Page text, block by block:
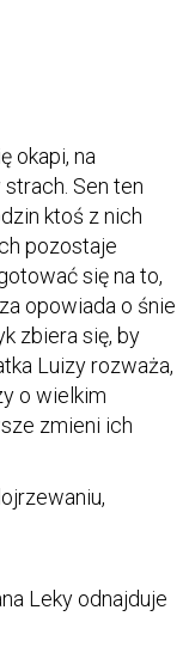
okapi, na
Sen ten
ktoś z nich
pozostaje
się na to,
opowiada o śnie
zbiera się, by
Luizy rozważa,
o wielkim
zmieni ich
Leky odnajduje